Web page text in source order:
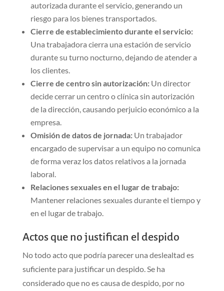
autorizada durante el servicio, generando un
riesgo para los bienes transportados.
Cierre de establecimiento durante el servicio:
Una trabajadora cierra una estación de servicio
durante su turno nocturno, dejando de atender a
los clientes.
Cierre de centro sin autorización:Un director
decide cerrar un centro o clínica sin autorización
de la dirección, causando perjuicio económico a la
empresa.
Omisión de datos de jornada:Un trabajador
encargado de supervisar a un equipo no comunica
de forma veraz los datos relativos a la jornada
laboral.
Relaciones sexuales en el lugar de trabajo:
Mantener relaciones sexuales durante el tiempo y
en el lugar de trabajo.
Actos que no justifican el despido
No todo acto que podría parecer una deslealtad es
suficiente para justificar un despido. Se ha
considerado que no es causa de despido, por no